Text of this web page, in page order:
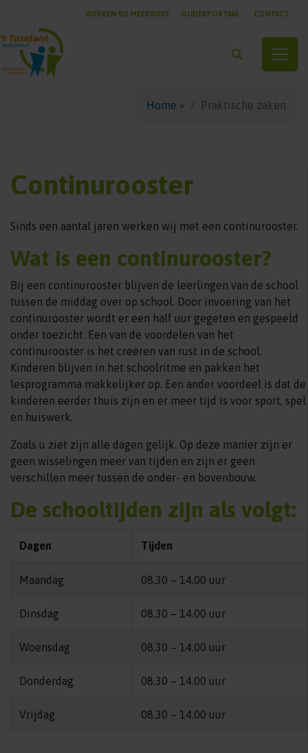
WERKEN BIJ MEERWERF OUDERPORTAAL CONTACT
Home » Praktische zaken
Continurooster
Sinds een aantal jaren werken wij met een continurooster.
Wat is een continurooster?
Bij een continurooster blijven de leerlingen van de school
tussen de middag over op school. Door invoering van het
continurooster wordt er een half uur gegeten en gespeeld
onder toezicht. Een van de voordelen van het
continurooster is het creëren van rust in de school.
Kinderen blijven in het schoolritme en pakken het
lesprogramma makkelijker op. Een ander voordeel is dat de
kinderen eerder thuis zijn en er meer tijd is voor sport, spel
en huiswerk.
Zoals u ziet zijn alle dagen gelijk. Op deze manier zijn er
geen wisselingen meer van tijden en zijn er geen
verschillen meer tussen de onder- en bovenbouw.
De schooltijden zijn als volgt:
Dagen Tijden
Maandag 08.30 – 14.00 uur
Dinsdag 08.30 – 14.00 uur
Woensdag 08.30 – 14.00 uur
Donderdag 08.30 – 14.00 uur
Vrijdag 08.30 – 14.00 uur